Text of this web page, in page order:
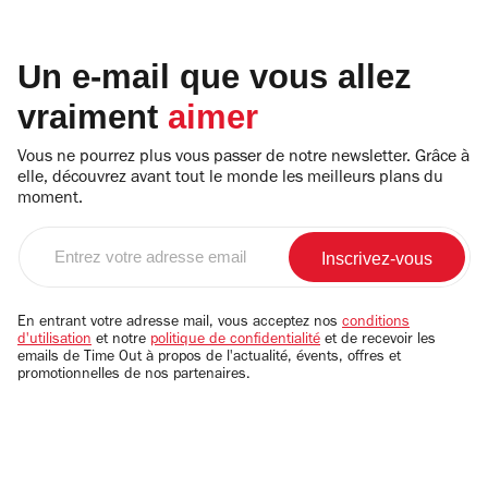
Un e-mail que vous allez
vraiment aimer
Vous ne pourrez plus vous passer de notre newsletter. Grâce à
elle, découvrez avant tout le monde les meilleurs plans du
moment.
email
En entrant votre adresse mail, vous acceptez nos conditions
d'utilisation et notre politique de confidentialité et de recevoir les
emails de Time Out à propos de l'actualité, évents, offres et
promotionnelles de nos partenaires.